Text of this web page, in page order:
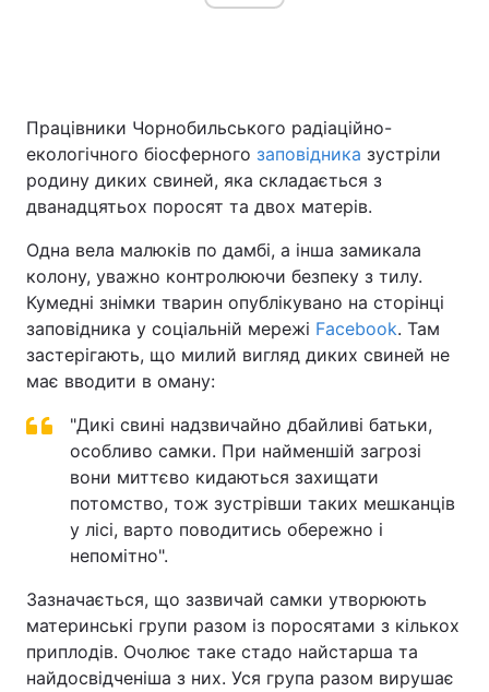
Працівники Чорнобильського радіаційно-
екологічного біосферного заповідника зустріли
родину диких свиней, яка складається з
дванадцятьох поросят та двох матерів.
Одна вела малюків по дамбі, а інша замикала
колону, уважно контролюючи безпеку з тилу.
Кумедні знімки тварин опублікувано на сторінці
заповідника у соціальній мережі Facebook. Там
застерігають, що милий вигляд диких свиней не
має вводити в оману:
"Дикі свині надзвичайно дбайливі батьки,
особливо самки. При найменшій загрозі
вони миттєво кидаються захищати
потомство, тож зустрівши таких мешканців
у лісі, варто поводитись обережно і
непомітно".
Зазначається, що зазвичай самки утворюють
материнські групи разом із поросятами з кількох
приплодів. Очолює таке стадо найстарша та
найдосвідченіша з них. Уся група разом вирушає